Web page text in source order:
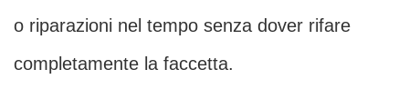
o riparazioni nel tempo senza dover rifare
completamente la faccetta.